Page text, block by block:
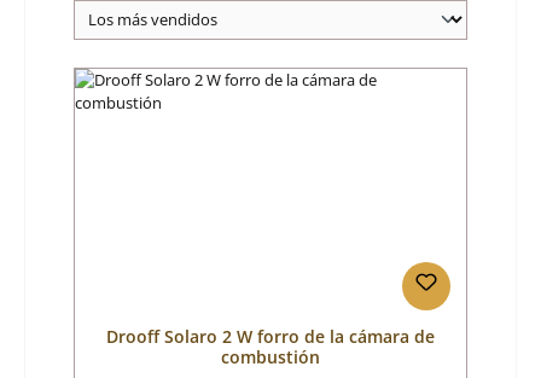
Drooff Solaro 2 W forro de la cámara de
combustión